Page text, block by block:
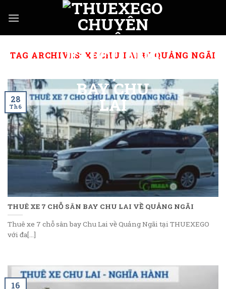
TAG ARCHIVES: XE CHU LAI ĐI QUẢNG NGÃI
THUÊ XE 7 CHỖ SÂN BAY CHU LAI VỀ QUẢNG NGÃI
Thuê xe 7 chỗ sân bay Chu Lai về Quảng Ngãi tại THUEXEGO
với đa[...]
28
Th6
16